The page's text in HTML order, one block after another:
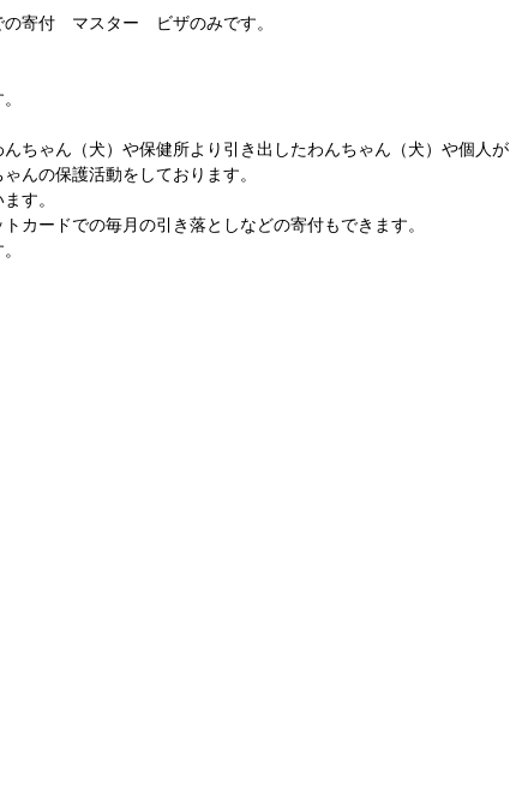
寄付　マスター　ビザのみです。
ちゃん（犬）や保健所より引き出したわんちゃん（犬）や個人が
んの保護活動をしております。
す。
カードでの毎月の引き落としなどの寄付もできます。